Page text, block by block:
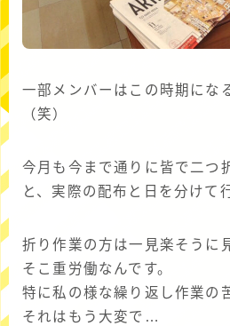
一部メンバーはこの時期にな
（笑）
今月も今まで通りに皆で二つ
と、実際の配布と日を分けて
折り作業の方は一見楽そうに
そこ重労働なんです。
特に私の様な繰り返し作業の
それはもう大変で…